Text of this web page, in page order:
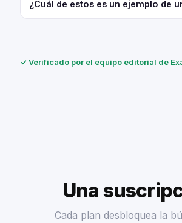
¿Cuál de estos es un ejemplo de
✓ Verificado por el equipo editorial de
Una
Cada plan desbloquea la